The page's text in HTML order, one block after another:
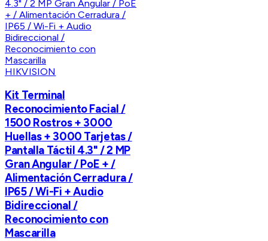
HIKVISION
Kit Terminal
Reconocimiento Facial /
1500 Rostros + 3000
Huellas + 3000 Tarjetas /
Pantalla Táctil 4.3" / 2 MP
Gran Angular / PoE + /
Alimentación Cerradura /
IP65 / Wi-Fi + Audio
Bidireccional /
Reconocimiento con
Mascarilla